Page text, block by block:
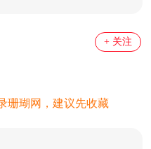
+ 关注
珊瑚网，建议先收藏